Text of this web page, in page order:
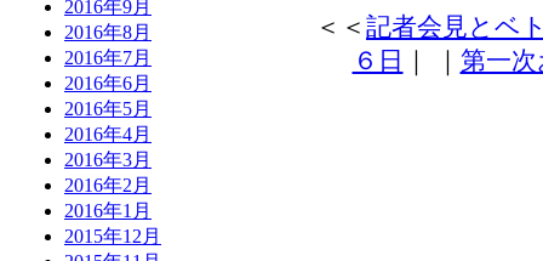
2016年9月
2016年8月
2016年7月
2016年6月
2016年5月
2016年4月
2016年3月
2016年2月
2016年1月
2015年12月
＜＜ 記者会見とベ
６日
第一